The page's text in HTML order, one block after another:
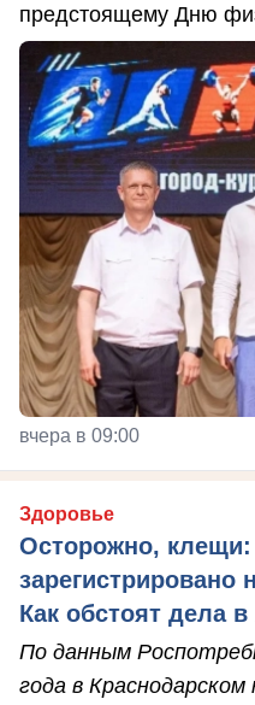
предстоящему Дню
вчера в 09:00
Здоровье
Осторожно, клещи:
зарегистрировано
Как обстоят дела
По данным
года в